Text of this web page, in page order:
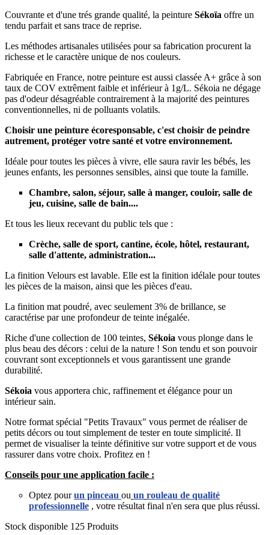
Couvrante et d'une trés grande qualité, la peinture Sékoïa offre un
tendu parfait et sans trace de reprise.
Les méthodes artisanales utilisées pour sa fabrication procurent la
richesse et le caractère unique de nos couleurs.
Fabriquée en France, notre peinture est aussi classée A+ grâce à son
taux de COV extrêment faible et inférieur à 1g/L. Sékoia ne dégage
pas d'odeur désagréable contrairement à la majorité des peintures
conventionnelles, ni de polluants volatils.
Choisir une peinture écoresponsable, c'est choisir de peindre
autrement, protéger votre santé et votre environnement.
Idéale pour toutes les pièces à vivre, elle saura ravir les bébés, les
jeunes enfants, les personnes sensibles, ainsi que toute la famille.
Chambre, salon, séjour, salle à manger, couloir, salle de
jeu, cuisine, salle de bain....
Et tous les lieux recevant du public tels que :
Crèche, salle de sport, cantine, école, hôtel, restaurant,
salle d'attente, administration...
La finition Velours est lavable. Elle est la finition idélale pour toutes
les pièces de la maison, ainsi que les pièces d'eau.
La finition mat poudré, avec seulement 3% de brillance, se
caractérise par une profondeur de teinte inégalée.
Riche d'une collection de 100 teintes, Sékoia vous plonge dans le
plus beau des décors : celui de la nature ! Son tendu et son pouvoir
couvrant sont exceptionnels et vous garantissent une grande
durabilité.
Sékoia vous apportera chic, raffinement et élégance pour un
intérieur sain.
Notre format spécial "Petits Travaux" vous permet de réaliser de
petits décors ou tout simplement de tester en toute simplicité. Il
permet de visualiser la teinte définitive sur votre support et de vous
rassurer dans votre choix. Profitez en !
Conseils pour une application facile :
Optez pourun pinceau ou un rouleau de qualité
professionnelle , votre résultat final n'en sera que plus réussi.
Stock disponible 125 Produits